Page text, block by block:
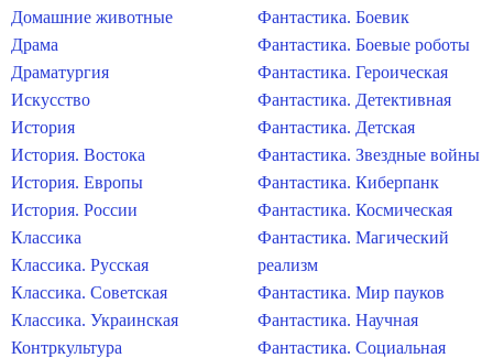
Домашние животные
Драма
Драматургия
Искусство
История
История. Востока
История. Европы
История. России
Классика
Классика. Русская
Классика. Советская
Классика. Украинская
Контркультура
Фантастика. Боевик
Фантастика. Боевые роботы
Фантастика. Героическая
Фантастика. Детективная
Фантастика. Детская
Фантастика. Звездные войны
Фантастика. Киберпанк
Фантастика. Космическая
Фантастика. Магический
реализм
Фантастика. Мир пауков
Фантастика. Научная
Фантастика. Социальная